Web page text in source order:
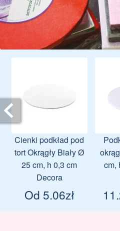
Cienki podkład pod
tort Okrągły Biały Ø
25 cm, h 0,3 cm
Decora
Od 5.06zł
cm,